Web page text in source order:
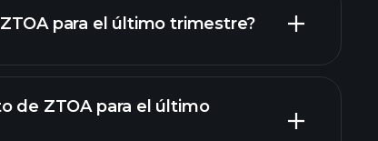
para el último trimestre?
de ZTOA para el último